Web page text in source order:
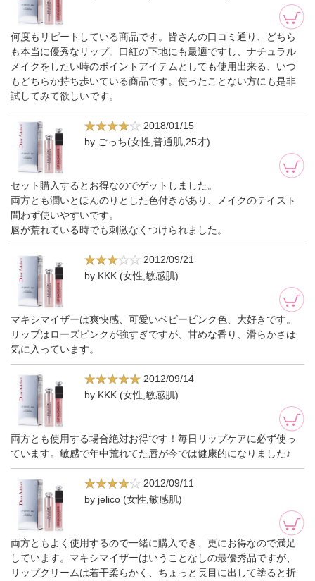
何度もリピートしている商品です。皆さんの口コミ通り、どちら
も本当に優秀なリップ。口紅の下地にも最適ですし、ナチュラル
メイクをしたい時のポイントアイテムとしても使用出来る、いつ
もどちらか持ち歩いている商品です。使ったことない方にも是非
試してみて欲しいです。
2018/01/15
by ごっち(女性,普通肌,25才)
セット購入するとお得なのでゲットしました。
両方とも潤いとほんのりとした色付きがあり、メイクのテイスト
問わず使いやすいです。
唇が荒れている時でも刺激なくつけられました。
2012/09/21
by KKK (女性,敏感肌)
マキシマイザーは爽快感、可愛いベビーピンク色、大好きです。
リップはローズピンクが強すぎですが、甘めな香り、滑らかさは
気に入っています。
2012/09/14
by KKK (女性,敏感肌)
両方とも使用する場合絶対お得です！毎日リップケアに必ず使っ
ています。敏感で年中荒れてた唇が今では健康的になりました♪
2012/09/11
by jelico (女性,敏感肌)
両方ともよく使用するので一緒に購入でき、更にお得なので満足
しています。マキシマイザーはいうことなしの最優秀品ですが、
リップクリームは若干柔らかく、ちょっと長目に出して塗ると折